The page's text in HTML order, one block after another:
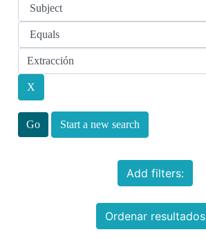
Start a new search
Add filters:
Ordenar resultados